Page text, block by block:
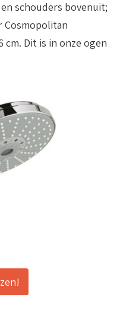
schouders bovenuit;
Cosmopolitan
cm. Dit is in onze ogen